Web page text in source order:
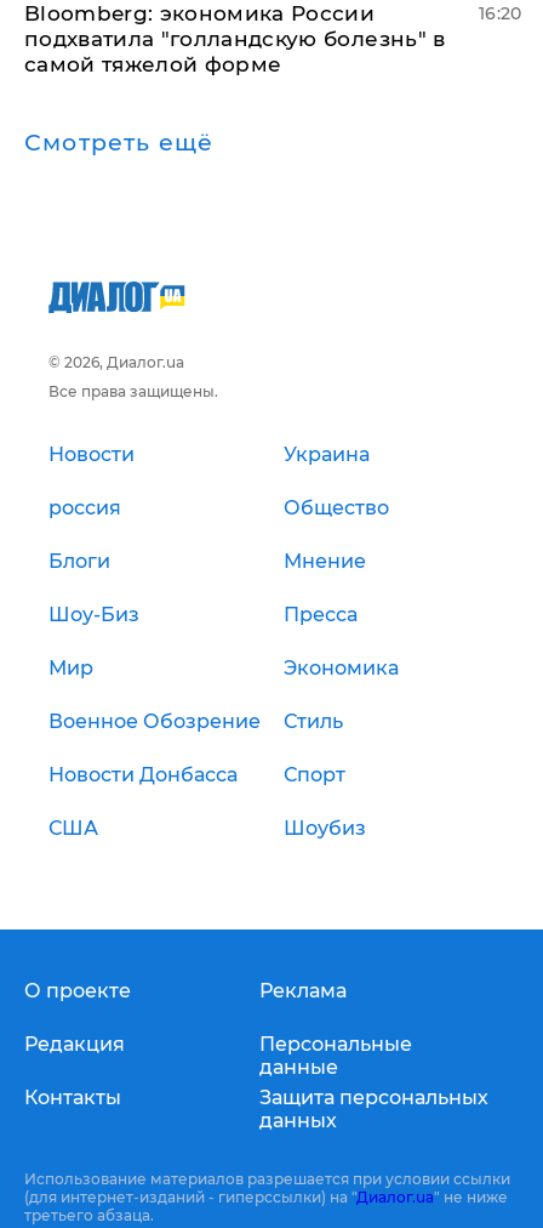
Bloomberg: экономика России
подхватила "голландскую болезнь" в
самой тяжелой форме
16:20
Смотреть ещё
© 2026, Диалог.ua
Все права защищены.
Новости Украина
россия Общество
Блоги Мнение
Шоу-Биз Пресса
Мир Экономика
Военное Обозрение Стиль
Новости Донбасса Спорт
США Шоубиз
О проекте
Редакция
Контакты
Реклама
Персональные
данные
Защита персональных
данных
Использование материалов разрешается при условии ссылки
(для интернет-изданий - гиперссылки) на "Диалог.ua" не ниже
третьего абзаца.